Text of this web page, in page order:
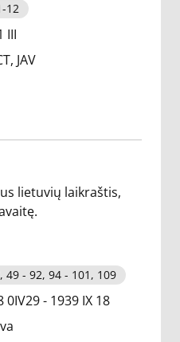
12
III
JAV
lietuvių laikraštis,
49 - 92, 94 - 101, 109
0IV29 - 1939 IX 18